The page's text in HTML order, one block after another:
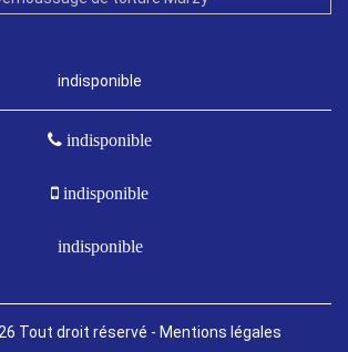
indisponible
indisponible
indisponible
indisponible
Tout droit réservé - Mentions légales